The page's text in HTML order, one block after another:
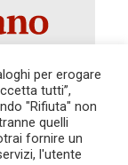
per erogare
tutti”,
"Rifiuta" non
quelli
fornire un
l'utente